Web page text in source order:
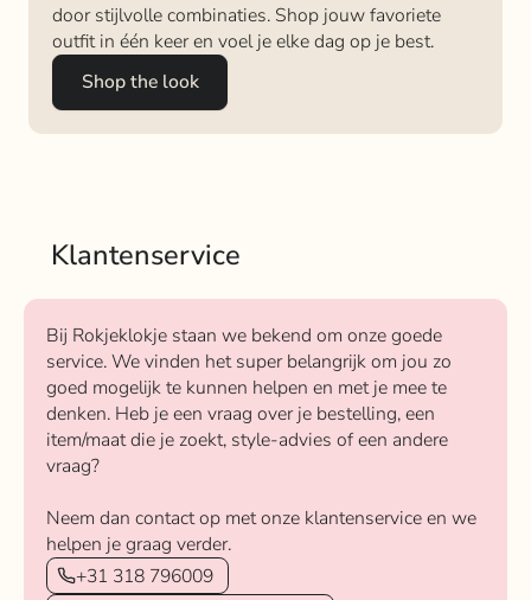
door stijlvolle combinaties. Shop jouw favoriete
outfit in één keer en voel je elke dag op je best.
Shop the look
Klantenservice
Bij Rokjeklokje staan we bekend om onze goede
service. We vinden het super belangrijk om jou zo
goed mogelijk te kunnen helpen en met je mee te
denken. Heb je een vraag over je bestelling, een
item/maat die je zoekt, style-advies of een andere
vraag?
Neem dan contact op met onze klantenservice en we
helpen je graag verder.
+31 318 796009